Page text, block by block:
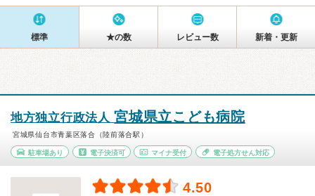
標準 ★の数 レビュー数 新着・更新
地方独立行政法人宮城県立こども病院
宮城県仙台市青葉区落合（陸前落合駅）
駐車場あり 電子決済可 マイナ受付 電子処方せん対応
4.50